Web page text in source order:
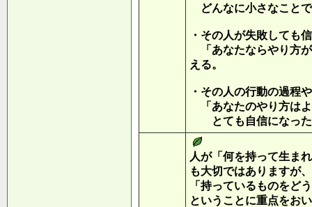
どんなに小さなこと
・その人が失敗しても
「あなたならやり方
える。
・その人の行動の過程
「あなたのやり方は
とても自信になった
人が「何を持って生ま
も大切ではありますが
「持っているものをど
ということに重点をお